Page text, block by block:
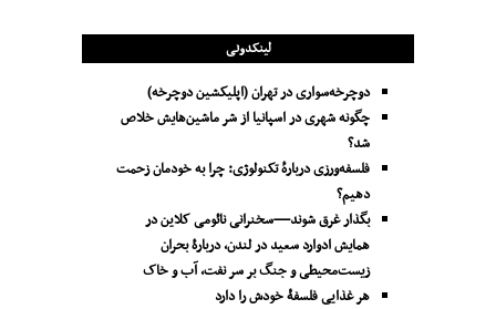
لینکدونی
دوچرخه‌سواری در تهران (اپلیکشین دوچرخه)
چگونه شهری در اسپانیا از شر ماشین‌هایش خلاص
شد؟
فلسفه‌ورزی دربارهٔ تکنولوژی: چرا به خودمان زحمت
دهیم؟
بگذار غرق شوند—سخنرانی نائومی کلاین در
همایش ادوارد سعید در لندن، دربارۀ بحران
زیست‌محیطی و جنگ بر سر نفت، آب و خاک
هر غذایی فلسفۀ خودش را دارد